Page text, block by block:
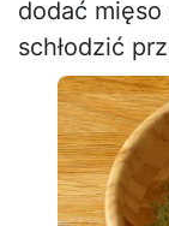
dodać
schłodzić